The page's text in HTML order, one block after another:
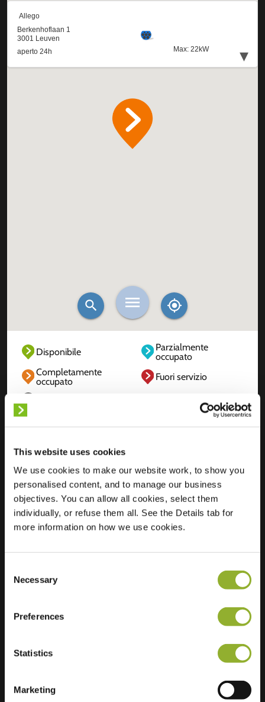
This website uses cookies
We use cookies to make our website work, to show you
personalised content, and to manage our business
objectives. You can allow all cookies, select them
individually, or refuse them all. See the Details tab for
more information on how we use cookies.
Selection
Necessary
Preferences
Statistics
Marketing
Disponibile
Parzialmente
occupato
Completamente
occupato
Fuori servizio
Posizione
Berkenhoflaan 1
3001 Leuven
Belgio
Regular Charging